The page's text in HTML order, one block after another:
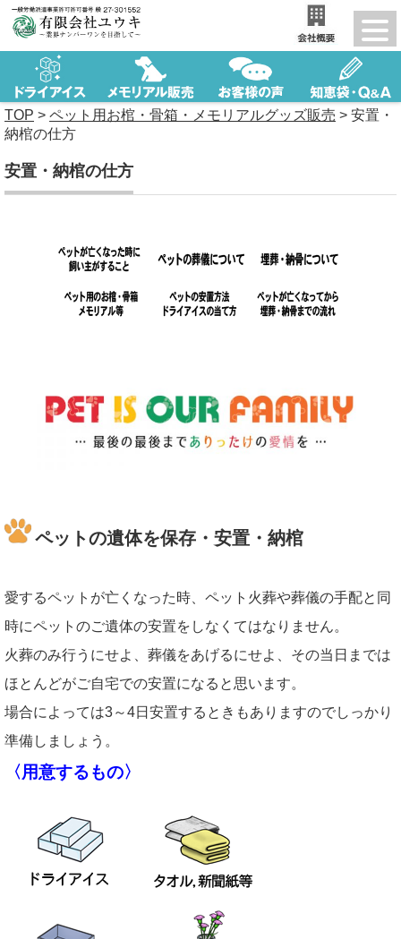
TOP > ペット用お棺・骨箱・メモリアルグッズ販売 > 安置・
納棺の仕方
安置・納棺の仕方
ペットの遺体を保存・安置・納棺
愛するペットが亡くなった時、ペット火葬や葬儀の手配と同
時にペットのご遺体の安置をしなくてはなりません。
火葬のみ行うにせよ、葬儀をあげるにせよ、その当日までは
ほとんどがご自宅での安置になると思います。
場合によっては3～4日安置するときもありますのでしっかり
準備しましょう。
〈用意するもの〉